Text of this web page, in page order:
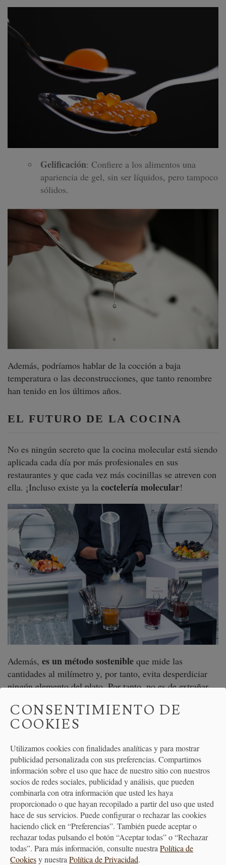
Gelificación: Confiere a los alimentos una
apariencia de gel, sin ser líquidos, pero tampoco
sólidos.
Además, podríamos hablar de la cocción a baja
temperatura o las deconstrucciones, que tanto renombre
han tenido en los últimos años.
EL FUTURO DE LA COCINA
No es ningún secreto que la cocina molecular está siendo
aplicada cada día por más profesionales en sus
restaurantes y que cada vez más cocinillas se atreven con
ella. ¡Incluso existe ya la coctelería molecular!
Además, es un método sostenible que mide las
cantidades al milímetro y, por tanto, evita desperdiciar
ningún elemento del plato. Por tanto, no es de extrañar
ciencia y gastronomía nos regalen aún más formas
sorprendentes de preparar y disfrutar nuestros platos, no
PRODUCTOS RELACIONADOS
CONSENTIMIENTO DE
COOKIES
Utilizamos cookies con finalidades analíticas y para mostrar
publicidad personalizada con sus preferencias. Compartimos
información sobre el uso que hace de nuestro sitio con nuestros
socios de redes sociales, publicidad y análisis, que pueden
combinarla con otra información que usted les haya
proporcionado o que hayan recopilado a partir del uso que usted
hace de sus servicios. Puede configurar o rechazar las cookies
haciendo click en “Preferencias”. También puede aceptar o
rechazar todas pulsando el botón “Aceptar todas” o “Rechazar
todas”. Para más información, consulte nuestra Política de
Cookiesy nuestra Política de Privacidad.